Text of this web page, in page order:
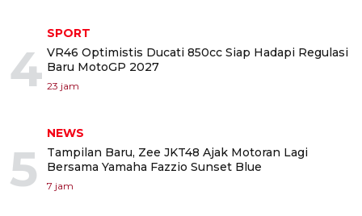
4
SPORT
VR46 Optimistis Ducati 850cc Siap Hadapi Regulasi
Baru MotoGP 2027
23 jam
5
NEWS
Tampilan Baru, Zee JKT48 Ajak Motoran Lagi
Bersama Yamaha Fazzio Sunset Blue
7 jam